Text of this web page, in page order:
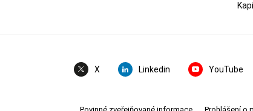
X Linkedin YouTube